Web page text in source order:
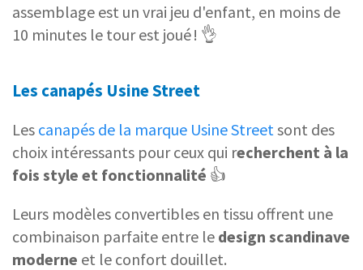
assemblage est un vrai jeu d'enfant, en moins de
10 minutes le tour est joué ! 👌
Les canapés Usine Street
Les canapés de la marque Usine Street sont des
choix intéressants pour ceux qui recherchent à la
fois style et fonctionnalité 👍
Leurs modèles convertibles en tissu offrent une
combinaison parfaite entre le design scandinave
moderne et le confort douillet.